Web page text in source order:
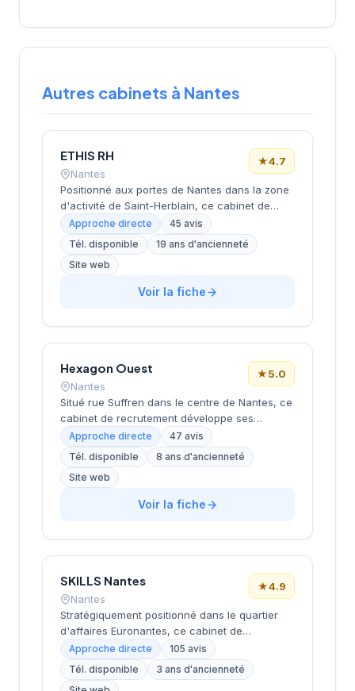
Autres cabinets à Nantes
ETHIS RH
Nantes
★4.7
Positionné aux portes de Nantes dans la zone
d'activité de Saint-Herblain, ce cabinet de
recrutement rayonne sur l'ensemble de la
métropole nantaise. Sa proximité avec les
principaux axes économiques de
l'agglomération lui permet d'accompagner
efficacement les entreprises locales dans
leurs recrutements. L'équipe intervient sur
5.
Approche directe
45 avis
Tél. disponible
19 ans d'ancienneté
Site web
Voir la fiche
Hexagon Ouest
Nantes
★5.0
Situé rue Suffren dans le centre de Nantes, ce
cabinet de recrutement développe ses
activités de conseil en ressources humaines
auprès d'entreprises locales et régionales.
Sous la direction de Della Croce, la structure
accompagne les organisations dans leurs
recrutements avec une approche
personnalisée. L'équipe intervient sur
l'excellente notation Google de 5/5 obtenue
sur la base de 47 avis.
Approche directe
47 avis
Tél. disponible
8 ans d'ancienneté
Site web
Voir la fiche
SKILLS Nantes
Nantes
★4.9
Stratégiquement positionné dans le quartier
d'affaires Euronantes, ce cabinet de
recrutement accompagne les entreprises
nantaises dans leurs recherches de talents
depuis plusieurs années. La structure se
Approche directe
105 avis
Tél. disponible
3 ans d'ancienneté